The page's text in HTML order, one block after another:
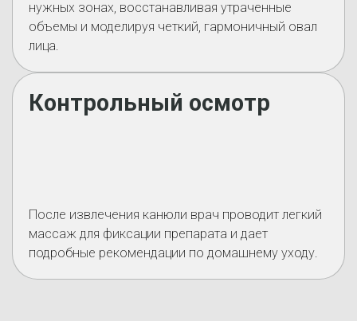
нужных зонах, восстанавливая утраченные
объемы и моделируя четкий, гармоничный овал
лица.
Контрольный осмотр
После извлечения канюли врач проводит легкий
массаж для фиксации препарата и дает
подробные рекомендации по домашнему уходу.